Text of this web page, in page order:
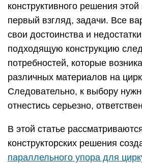
конструктивного решения
первый взгляд, задачи. Все
свои достоинства и
подходящую конструкцию
потребностей, которые
различных материалов на
Следовательно, к выбору
отнестись серьезно,
В этой статье
конструкторских решения
параллельного упора для